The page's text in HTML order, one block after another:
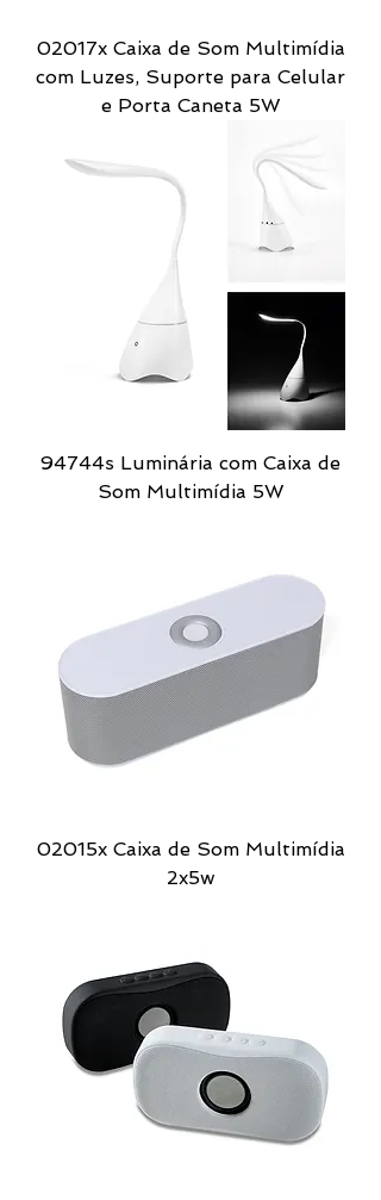
02017x Caixa de Som Multimídia
com Luzes, Suporte para Celular
e Porta Caneta 5W
94744s Luminária com Caixa de
Som Multimídia 5W
02015x Caixa de Som Multimídia
2x5w